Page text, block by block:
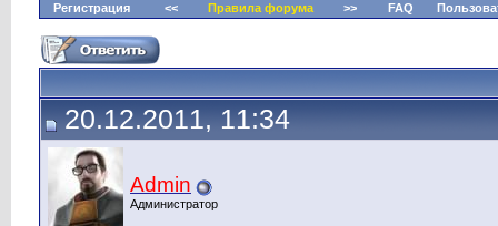
Регистрация << Правила форума>> FAQ
20.12.2011, 11:34
Admin
Администратор